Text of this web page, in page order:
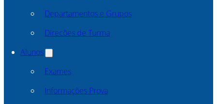
Departamentos e Grupos
Direcões de Turma
Alunos
Exames
Informações Prova